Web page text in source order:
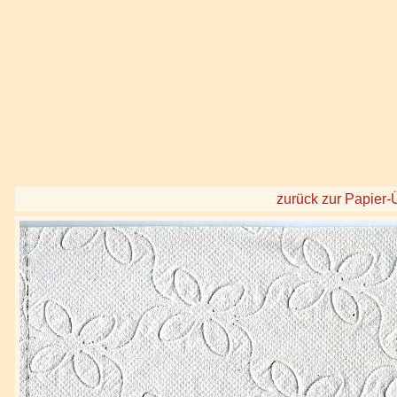
zurück zur Papier-